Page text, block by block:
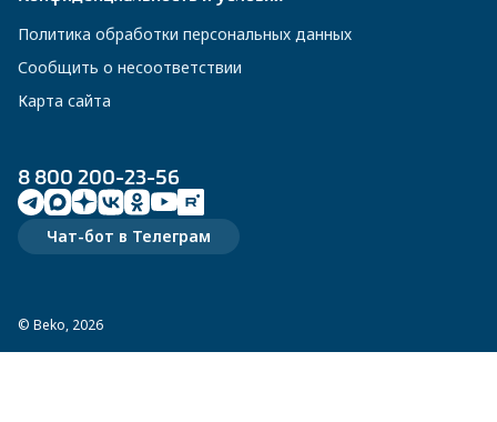
© Beko, 2026
Политика обработки персональных данных
Сообщить о несоответствии
Карта сайта
8 800 200-23-56
Чат-бот в Телеграм